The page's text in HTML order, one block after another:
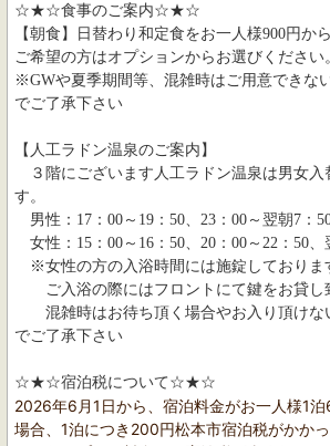
☆★☆食事のご案内☆★☆
【朝食】
日替わり和定食をお一人様900円か
ご希望の方はオプションからお選びください
※GWや夏季期間等、混雑時はご用意できな
でご了承下さい
【人工ラドン温泉のご案内】
３階にございます人工ラドン温泉は男女入
す。
男性：17：00～19：50、23：00～翌朝7：
女性：15：00～16：50、20：00～22：50、
※女性の方の入浴時間には施錠しておりま
ご入浴の際にはフロントにて鍵をお貸し
混雑時はお待ち頂く場合やお入り頂けな
でご了承下さい
☆★☆宿泊税について☆★☆
2026年6月1日から、宿泊料金がお一人様1
場合、1泊につき200円松本市宿泊税がかかっ